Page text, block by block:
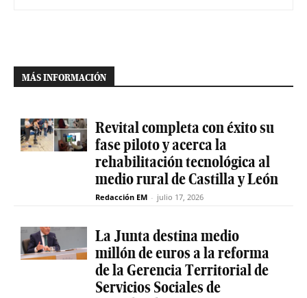
MÁS INFORMACIÓN
Revital completa con éxito su
fase piloto y acerca la
rehabilitación tecnológica al
medio rural de Castilla y León
Redacción EM - julio 17, 2026
La Junta destina medio
millón de euros a la reforma
de la Gerencia Territorial de
Servicios Sociales de